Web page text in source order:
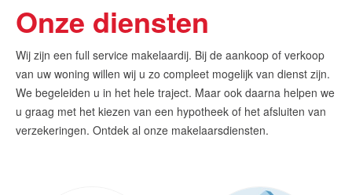
Woningzoekers
Onze makelaars
Ons werkgebied
Huis verkopen
Huis kopen
Onze diensten
Wij zijn een full service makelaardij. Bij de aankoop of verkoop
van uw woning willen wij u zo compleet mogelijk van dienst zijn.
We begeleiden u in het hele traject. Maar ook daarna helpen we
u graag met het kiezen van een hypotheek of het afsluiten van
verzekeringen. Ontdek al onze makelaarsdiensten.